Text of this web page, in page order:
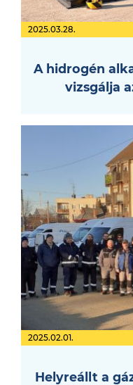
2025.03.28.
A hidrogén
vizsgálja
2025.02.01.
Helyreállt a